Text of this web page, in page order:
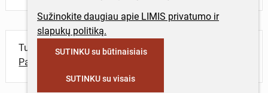
Turite daugiau informacijos apie objektą?
Parašykite mums!
Sužinokite daugiau apie LIMIS privatumo ir
slapukų politiką.
SUTINKU su būtinaisiais
SUTINKU su visais